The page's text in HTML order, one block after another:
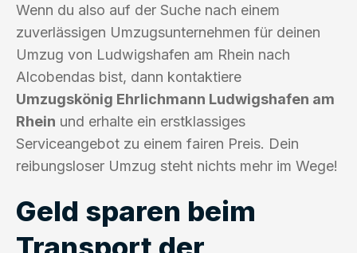
Wenn du also auf der Suche nach einem
zuverlässigen Umzugsunternehmen für deinen
Umzug von Ludwigshafen am Rhein nach
Alcobendas bist, dann kontaktiere
Umzugskönig Ehrlichmann Ludwigshafen am
Rhein und erhalte ein erstklassiges
Serviceangebot zu einem fairen Preis. Dein
reibungsloser Umzug steht nichts mehr im Wege!
Geld sparen beim